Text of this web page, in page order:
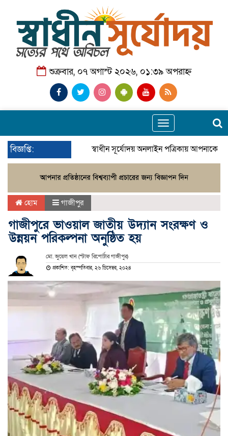
শুক্রবার, ০৭ অগাস্ট ২০২৬, ০১:৩৯ অপরাহ্ন
Toggle
navigation
বিজ্ঞপ্তি: স্বাধীন সূর্যোদয় অনলাইন পত্রিকায় আপনাকে
হোম গাজীপুর
গাজীপুরে ভাওয়াল জাতীয় উদ্যান সংরক্ষণ ও
উন্নয়ন পরিকল্পনা অনুষ্ঠিত হয়
মো. জুয়েল খান (স্টাফ রিপোর্টার গাজীপুর)
প্রকাশিত: বৃহস্পতিবার, ২৬ ডিসেম্বর, ২০২৪